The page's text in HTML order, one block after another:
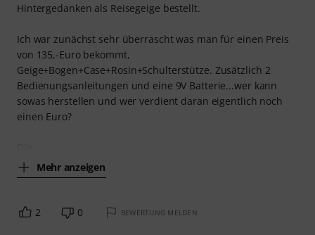
Hintergedanken als Reisegeige bestellt.
Ich war zunächst sehr überrascht was man für einen Preis
von 135,-Euro bekommt,
Geige+Bogen+Case+Rosin+Schulterstütze. Zusätzlich 2
Bedienungsanleitungen und eine 9V Batterie...wer kann
sowas herstellen und wer verdient daran eigentlich noch
einen Euro?
Mehr anzeigen
2 0 BEWERTUNG MELDEN